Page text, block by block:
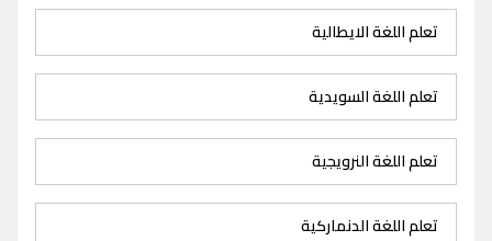
تعلم اللغة الايطالية
تعلم اللغة السويدية
تعلم اللغة النرويجية
تعلم اللغة الدنماركية